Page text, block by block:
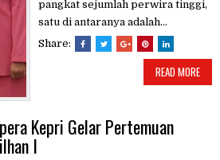
pangkat sejumlah perwira tinggi,
satu di antaranya adalah...
Share:
READ MORE
Kepri Gelar Pertemuan
I